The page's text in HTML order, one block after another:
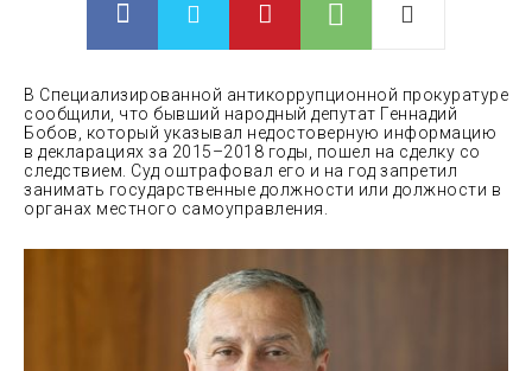
В Специализированной антикоррупционной прокуратуре
сообщили, что бывший народный депутат Геннадий
Бобов, который указывал недостоверную информацию
в декларациях за 2015–2018 годы, пошел на сделку со
следствием. Суд оштрафовал его и на год запретил
занимать государственные должности или должности в
органах местного самоуправления.